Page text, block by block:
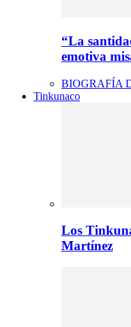
“La
emotiva
BIOGRAFÍA
Tinkunaco
Los
Martínez